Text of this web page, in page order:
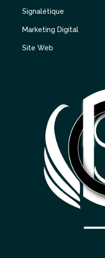
Signalétique
Marketing Digital
Site Web